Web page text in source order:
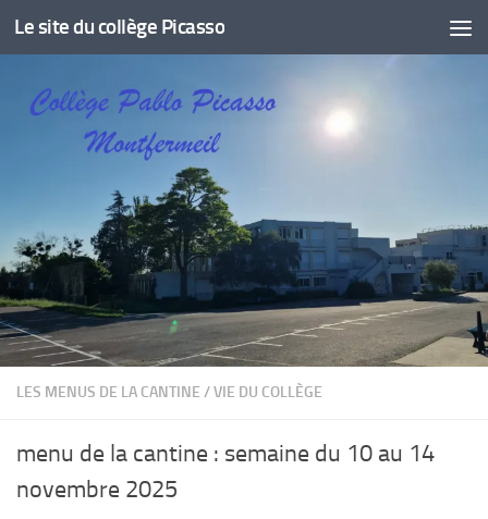
Skip to content
Le site du collège Picasso
LES MENUS DE LA CANTINE /VIE DU COLLÈGE
menu de la cantine : semaine du 10 au 14
novembre 2025